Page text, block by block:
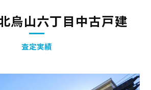
査定実績
烏山六丁目中古戸建